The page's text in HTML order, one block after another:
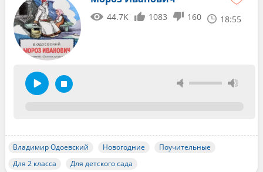
44.7K 1083 160 18:55
Владимир Одоевский Новогодние
Поучительные
Для 2 класса
Для детского сада